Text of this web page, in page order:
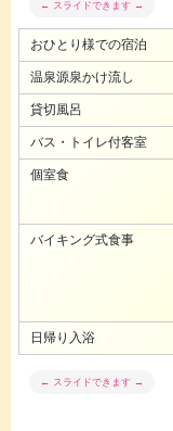
おひとり様での宿泊
温泉源泉かけ流し
貸切風呂
バス・トイレ付客室
個室食
バイキング式食事
日帰り入浴